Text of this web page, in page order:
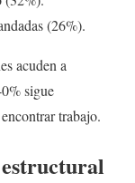
(26%).
acuden a
sigue
trabajo.